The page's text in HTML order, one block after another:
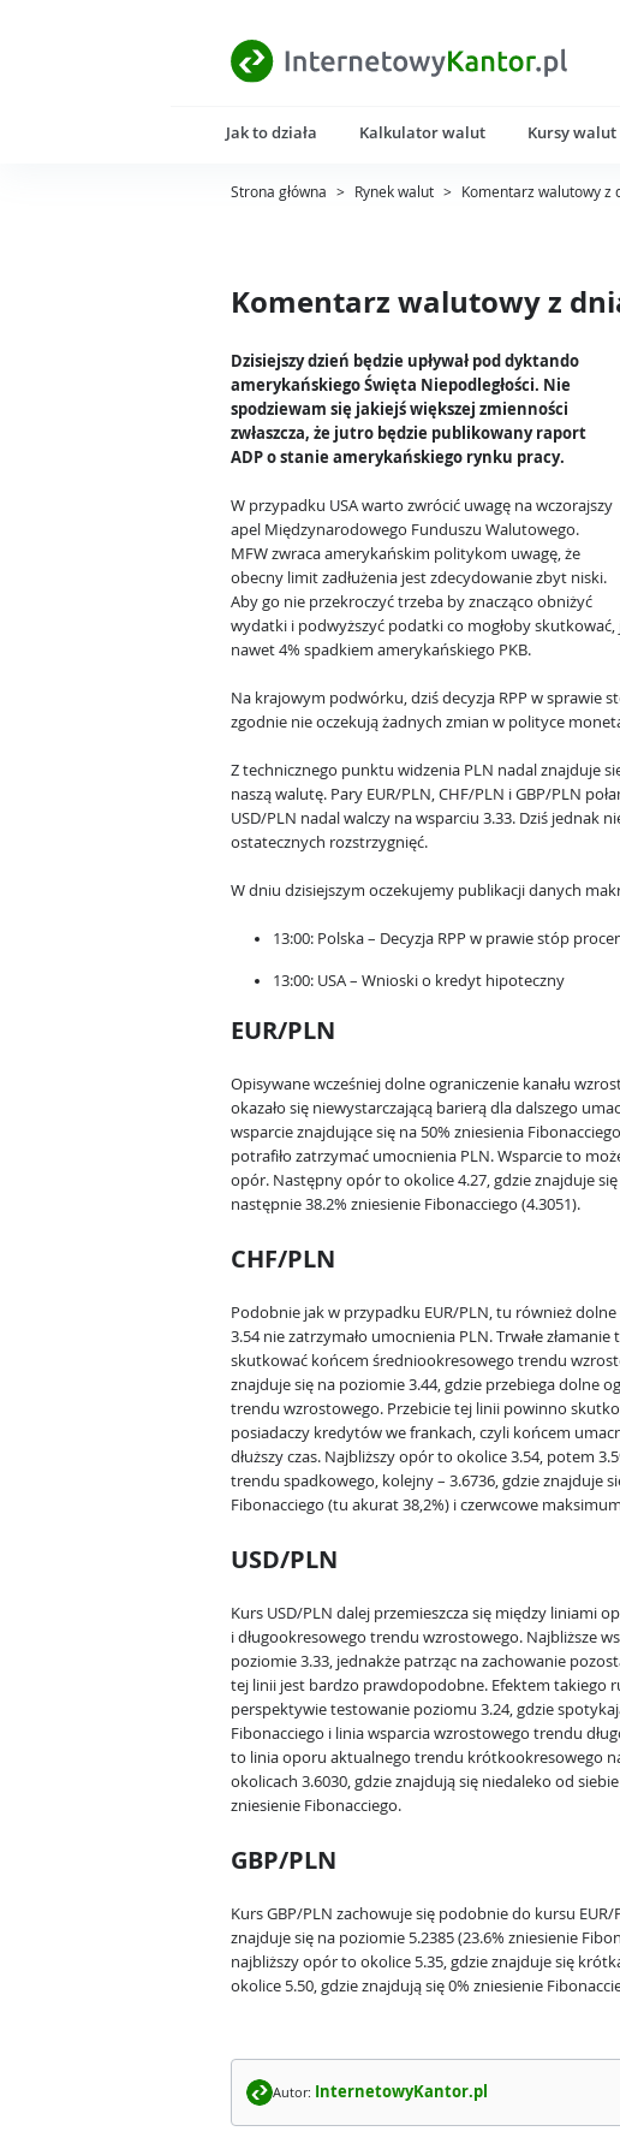
Jak to działa Kalkulator walut Kursy walut
Strona główna > Rynek walut > Komentarz walutowy z
Komentarz walutowy z
Dzisiejszy dzień będzie upływał pod dyktando
amerykańskiego Święta Niepodległości. Nie
spodziewam się jakiejś większej zmienności
zwłaszcza, że jutro będzie publikowany raport
ADP o stanie amerykańskiego rynku pracy.
W przypadku USA warto zwrócić uwagę na wczorajszy
apel Międzynarodowego Funduszu Walutowego.
MFW zwraca amerykańskim politykom uwagę, że
obecny limit zadłużenia jest zdecydowanie zbyt niski.
Aby go nie przekroczyć trzeba by znacząco obniżyć
wydatki i podwyższyć podatki co mogłoby skutkować,
nawet 4% spadkiem amerykańskiego PKB.
Na krajowym podwórku, dziś decyzja RPP w sprawie
zgodnie nie oczekują żadnych zmian w polityce
Z technicznego punktu widzenia PLN nadal znajduje
naszą walutę. Pary EUR/PLN, CHF/PLN i GBP/PLN
USD/PLN nadal walczy na wsparciu 3.33. Dziś jednak
ostatecznych rozstrzygnięć.
W dniu dzisiejszym oczekujemy publikacji danych
13:00: Polska – Decyzja RPP w prawie stóp
13:00: USA – Wnioski o kredyt hipoteczny
EUR/PLN
Opisywane wcześniej dolne ograniczenie kanału
okazało się niewystarczającą barierą dla dalszego
wsparcie znajdujące się na 50% zniesienia
potrafiło zatrzymać umocnienia PLN. Wsparcie to
opór. Następny opór to okolice 4.27, gdzie znajduje
następnie 38.2% zniesienie Fibonacciego (4.3051).
CHF/PLN
Podobnie jak w przypadku EUR/PLN, tu również
3.54 nie zatrzymało umocnienia PLN. Trwałe
skutkować końcem średniookresowego trendu
znajduje się na poziomie 3.44, gdzie przebiega dolne
trendu wzrostowego. Przebicie tej linii powinno
posiadaczy kredytów we frankach, czyli końcem
dłuższy czas. Najbliższy opór to okolice 3.54, potem
trendu spadkowego, kolejny – 3.6736, gdzie znajduje
Fibonacciego (tu akurat 38,2%) i czerwcowe
USD/PLN
Kurs USD/PLN dalej przemieszcza się między liniami
i długookresowego trendu wzrostowego. Najbliższe
poziomie 3.33, jednakże patrząc na zachowanie
tej linii jest bardzo prawdopodobne. Efektem takiego
perspektywie testowanie poziomu 3.24, gdzie
Fibonacciego i linia wsparcia wzrostowego trendu
to linia oporu aktualnego trendu krótkookresowego
okolicach 3.6030, gdzie znajdują się niedaleko od
zniesienie Fibonacciego.
GBP/PLN
Kurs GBP/PLN zachowuje się podobnie do kursu EUR/
znajduje się na poziomie 5.2385 (23.6% zniesienie
najbliższy opór to okolice 5.35, gdzie znajduje się
okolice 5.50, gdzie znajdują się 0% zniesienie
Autor: InternetowyKantor.pl